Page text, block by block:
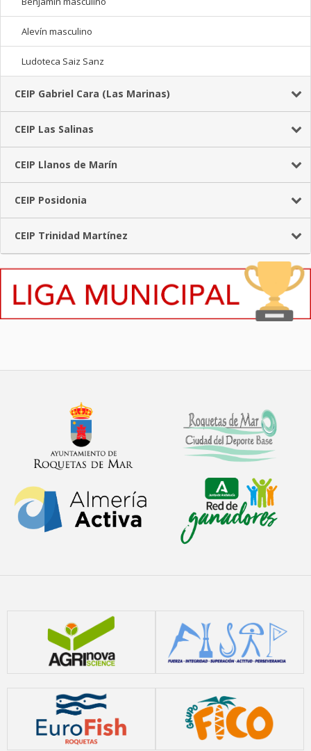
Alevín masculino
Ludoteca Saiz Sanz
CEIP Gabriel Cara (Las Marinas)
CEIP Las Salinas
CEIP Llanos de Marín
CEIP Posidonia
CEIP Trinidad Martínez